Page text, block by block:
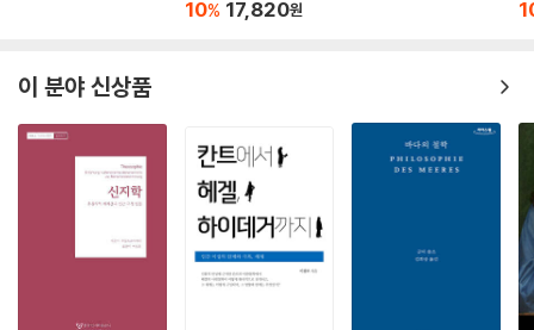
10% 17,820원
이 분야 신상품